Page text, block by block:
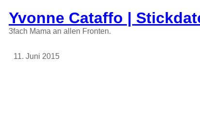
Inhalt
springen
Yvonne Cataffo |
3fach Mama an allen Fronten.
11. Juni 2015